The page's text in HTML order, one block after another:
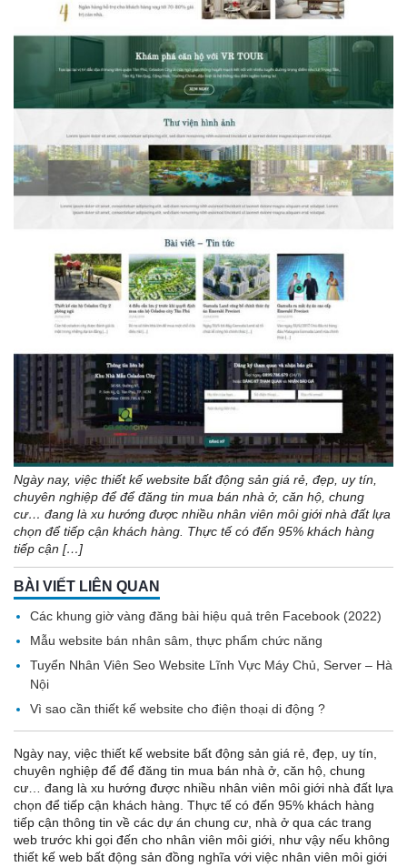
Ngày nay, việc thiết kế website bất động sản giá rẻ, đẹp, uy tín,
chuyên nghiệp để để đăng tin mua bán nhà ở, căn hộ, chung
cư… đang là xu hướng được nhiều nhân viên môi giới nhà đất lựa
chọn để tiếp cận khách hàng. Thực tế có đến 95% khách hàng
tiếp cận […]
BÀI VIẾT LIÊN QUAN
Các khung giờ vàng đăng bài hiệu quả trên Facebook (2022)
Mẫu website bán nhân sâm, thực phẩm chức năng
Tuyển Nhân Viên Seo Website Lĩnh Vực Máy Chủ, Server – Hà
Nội
Vì sao cần thiết kế website cho điện thoại di động ?
Ngày nay, việc thiết kế website bất động sản giá rẻ, đẹp, uy tín,
chuyên nghiệp để để đăng tin mua bán nhà ở, căn hộ, chung
cư… đang là xu hướng được nhiều nhân viên môi giới nhà đất lựa
chọn để tiếp cận khách hàng. Thực tế có đến 95% khách hàng
tiếp cận thông tin về các dự án chung cư, nhà ở qua các trang
web trước khi gọi đến cho nhân viên môi giới, như vậy nếu không
thiết kế web bất động sản đồng nghĩa với việc nhân viên môi giới